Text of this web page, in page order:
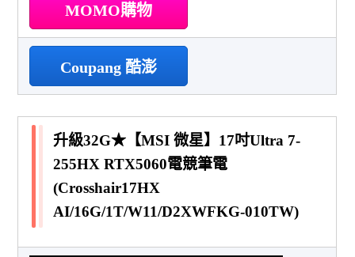
MOMO購物
Coupang 酷澎
升級32G★【MSI 微星】17吋Ultra 7-
255HX RTX5060電競筆電
(Crosshair17HX
AI/16G/1T/W11/D2XWFKG-010TW)